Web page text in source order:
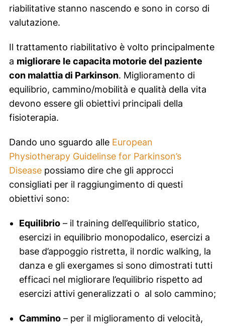
riabilitative stanno nascendo e sono in corso di
valutazione.
Il trattamento riabilitativo è volto principalmente
a migliorare le capacita motorie del paziente
con malattia di Parkinson. Miglioramento di
equilibrio, cammino/mobilità e qualità della vita
devono essere gli obiettivi principali della
fisioterapia.
Dando uno sguardo alle European
Physiotherapy Guidelinse for Parkinson’s
Diseasepossiamo dire che gli approcci
consigliati per il raggiungimento di questi
obiettivi sono:
Equilibrio– il training dell’equilibrio statico,
esercizi in equilibrio monopodalico, esercizi a
base d’appoggio ristretta, il nordic walking, la
danza e gli exergames si sono dimostrati tutti
efficaci nel migliorare l’equilibrio rispetto ad
esercizi attivi generalizzati o al solo cammino;
Cammino– per il miglioramento di velocità,